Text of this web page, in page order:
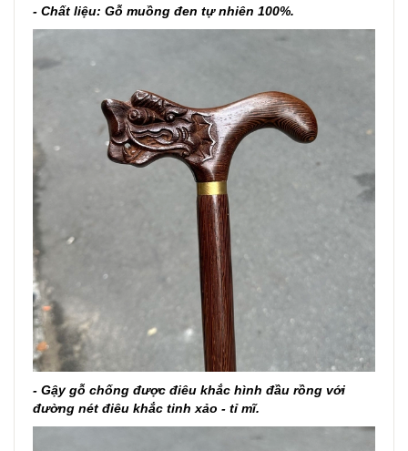
- Chất liệu: Gỗ muồng đen tự nhiên 100%.
- Gậy gỗ chống được điêu khắc hình đầu rồng với
đường nét điêu khắc tinh xảo - tỉ mĩ.